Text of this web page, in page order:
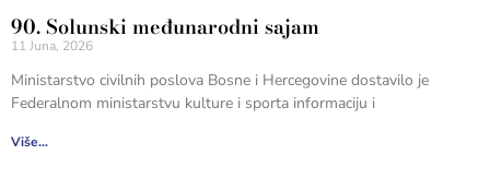
90. Solunski međunarodni sajam
11 Juna, 2026
Ministarstvo civilnih poslova Bosne i Hercegovine dostavilo je
Federalnom ministarstvu kulture i sporta informaciju i
Više...